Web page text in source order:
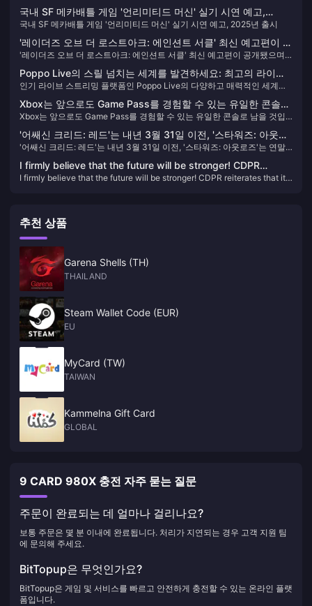
국내 SF 메카배틀 게임 '언리미티드 머신' 실기 시연 예고,
2025년 출시
국내 SF 메카배틀 게임 '언리미티드 머신' 실기 시연 예고, 2025년 출시
'레이더즈 오브 더 로스트아크: 에인션트 서클' 최신 예고편이 공
개됐으며, 연내 출시 예정이다.
'레이더즈 오브 더 로스트아크: 에인션트 서클' 최신 예고편이 공개됐으며,
Poppo Live의 스릴 넘치는 세계를 발견하세요: 최고의 라이브
스트리밍 목적지 🎥✨
인기 라이브 스트리밍 플랫폼인 Poppo Live의 다양하고 매력적인 세계를
상하고 재미를 절대 놓치지 마세요!
Xbox는 앞으로도 Game Pass를 경험할 수 있는 유일한 콘솔로
남을 것입니다.
Xbox는 앞으로도 Game Pass를 경험할 수 있는 유일한 콘솔로 남을 것입
'어쌔신 크리드: 레드'는 내년 3월 31일 이전, '스타워즈: 아웃로
즈'는 연말 출시 예정이다.
'어쌔신 크리드: 레드'는 내년 3월 31일 이전, '스타워즈: 아웃로즈'는 연말
I firmly believe that the future will be stronger! CDPR
reiterates that it is not interested in acquisitions
I firmly believe that the future will be stronger! CDPR reiterates that it
추천 상품
Garena Shells (TH)
THAILAND
Steam Wallet Code (EUR)
EU
MyCard (TW)
TAIWAN
Kammelna Gift Card
GLOBAL
9 CARD 980X 충전 자주 묻는 질문
주문이 완료되는 데 얼마나 걸리나요?
보통 주문은 몇 분 이내에 완료됩니다. 처리가 지연되는 경우 고객 지원 팀
에 문의해 주세요.
BitTopup은 무엇인가요?
BitTopup은 게임 및 서비스를 빠르고 안전하게 충전할 수 있는 온라인 플랫
폼입니다.